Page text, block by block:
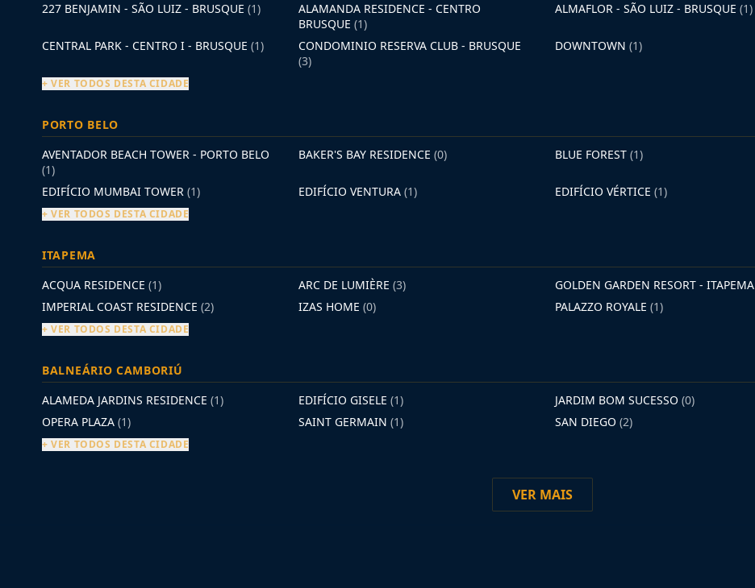
227 BENJAMIN - SÃO LUIZ - BRUSQUE (1)
ALAMANDA RESIDENCE - CENTRO
BRUSQUE (1)
ALMAFLOR - SÃO LUIZ - BRUSQUE (1)
CENTRAL PARK - CENTRO I - BRUSQUE (1)
CONDOMINIO RESERVA CLUB - BRUSQUE
(3)
DOWNTOWN (1)
+ VER TODOS DESTA CIDADE
PORTO BELO
AVENTADOR BEACH TOWER - PORTO BELO
(1)
BAKER'S BAY RESIDENCE (0) BLUE FOREST (1)
EDIFÍCIO MUMBAI TOWER (1) EDIFÍCIO VENTURA (1) EDIFÍCIO VÉRTICE (1)
+ VER TODOS DESTA CIDADE
ITAPEMA
ACQUA RESIDENCE (1) ARC DE LUMIÈRE (3) GOLDEN GARDEN RESORT - ITAPEMA
IMPERIAL COAST RESIDENCE (2) IZAS HOME (0) PALAZZO ROYALE (1)
+ VER TODOS DESTA CIDADE
BALNEÁRIO CAMBORIÚ
ALAMEDA JARDINS RESIDENCE (1) EDIFÍCIO GISELE (1) JARDIM BOM SUCESSO (0)
OPERA PLAZA (1) SAINT GERMAIN (1) SAN DIEGO (2)
+ VER TODOS DESTA CIDADE
VER MAIS